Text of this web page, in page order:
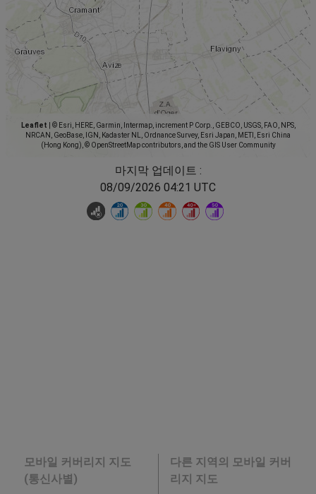
Leaflet
© Esri, HERE, Garmin, Intermap, increment P Corp., GEBCO, USGS, FAO, NPS,
NRCAN, GeoBase, IGN, Kadaster NL, Ordnance Survey, Esri Japan, METI, Esri China
(Hong Kong), © OpenStreetMap contributors, and the GIS User Community
마지막 업데이트 :
08/09/2026 04:21 UTC
모바일 커버리지 지도
(통신사별)
다른 지역의 모바일 커버
리지 지도